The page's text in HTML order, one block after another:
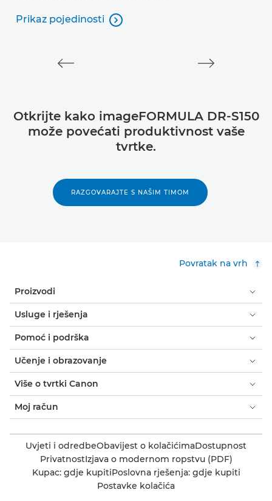
Prikaz pojedinosti
Prikaz pojedinosti

Otkrijte kako imageFORMULA DR-S150
može povećati produktivnost vaše
tvrtke.
RAZGOVARAJTE S NAŠIM TIMOM
Povratak na vrh
Proizvodi
Usluge i rješenja
Pomoć i podrška
Učenje i obrazovanje
Više o tvrtki Canon
Moj račun
Uvjeti i odredbeObavijest o kolačićimaDostupnost
PrivatnostIzjava o modernom ropstvu (PDF)
Kupac: gdje kupitiPoslovna rješenja: gdje kupiti
Postavke kolačića